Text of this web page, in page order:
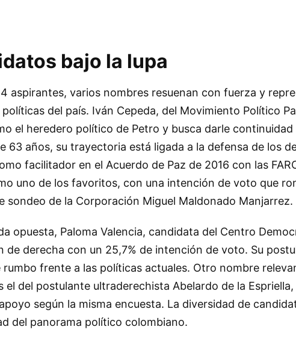
bajo la lupa
aspirantes, varios nombres resuenan con fuerza y
del país. Iván Cepeda, del Movimiento Político
el heredero político de Petro y busca darle continuidad
63 años, su trayectoria está ligada a la defensa de los
facilitador en el Acuerdo de Paz de 2016 con las
uno de los favoritos, con una intención de voto que
sondeo de la Corporación Miguel Maldonado Manjarrez.
opuesta, Paloma Valencia, candidata del Centro
de derecha con un 25,7% de intención de voto. Su
rumbo frente a las políticas actuales. Otro nombre
el del postulante ultraderechista Abelardo de la
según la misma encuesta. La diversidad de
del panorama político colombiano.